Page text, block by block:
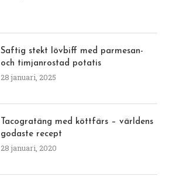
Saftig stekt lövbiff med parmesan-
och timjanrostad potatis
28 januari, 2025
Tacogratäng med köttfärs – världens
godaste recept
28 januari, 2020